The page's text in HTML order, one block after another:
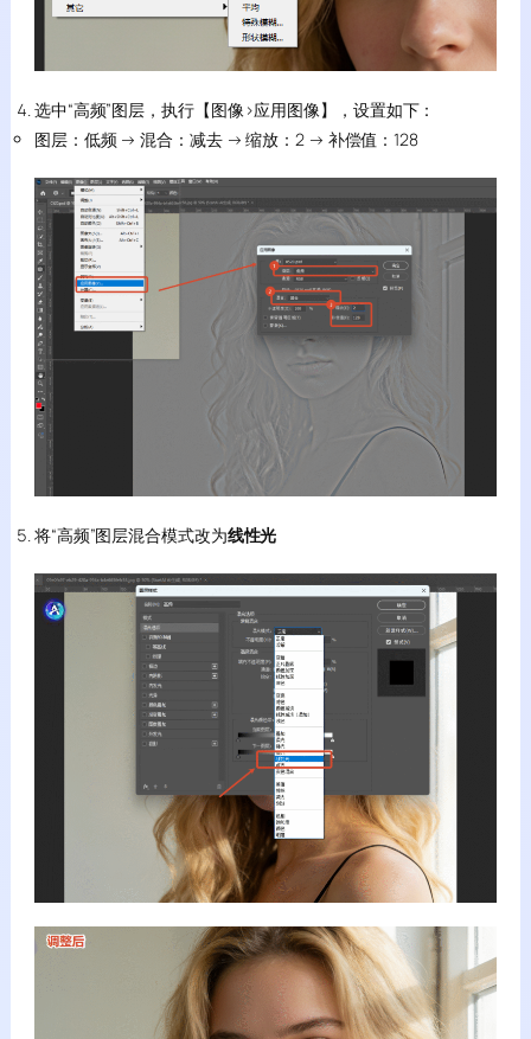
选中“高频”图层，执行【图像>应用图像】，设置如下：
图层：低频 → 混合：减去 → 缩放：2 → 补偿值：128
将“高频”图层混合模式改为线性光